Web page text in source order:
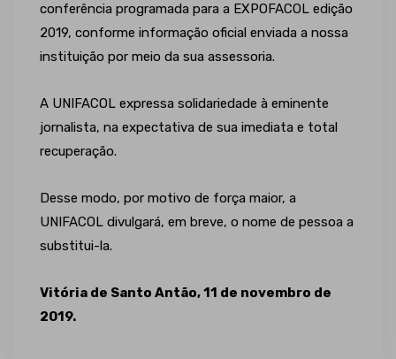
conferência programada para a EXPOFACOL edição
2019, conforme informação oficial enviada a nossa
instituição por meio da sua assessoria.
A UNIFACOL expressa solidariedade à eminente
jornalista, na expectativa de sua imediata e total
recuperação.
Desse modo, por motivo de força maior, a
UNIFACOL divulgará, em breve, o nome de pessoa a
substitui-la.
Vitória de Santo Antão, 11 de novembro de
2019.